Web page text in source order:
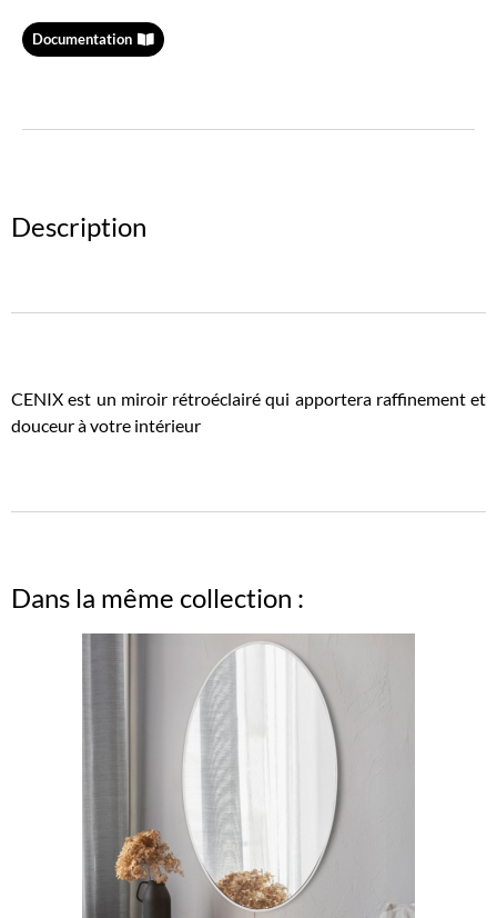
Documentation
Description
CENIX est un miroir rétroéclairé qui apportera raffinement et
douceur à votre intérieur
Dans la même collection :